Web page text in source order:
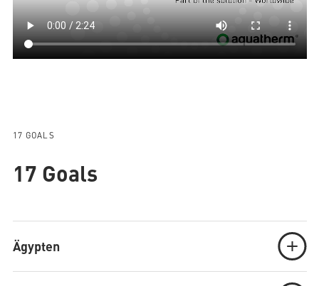
17 GOALS
17 Goals
Ägypten